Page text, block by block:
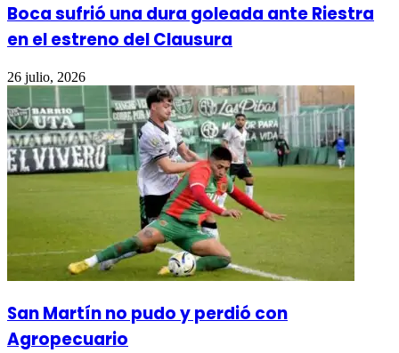
Boca sufrió una dura goleada ante Riestra
en el estreno del Clausura
26 julio, 2026
San Martín no pudo y perdió con
Agropecuario